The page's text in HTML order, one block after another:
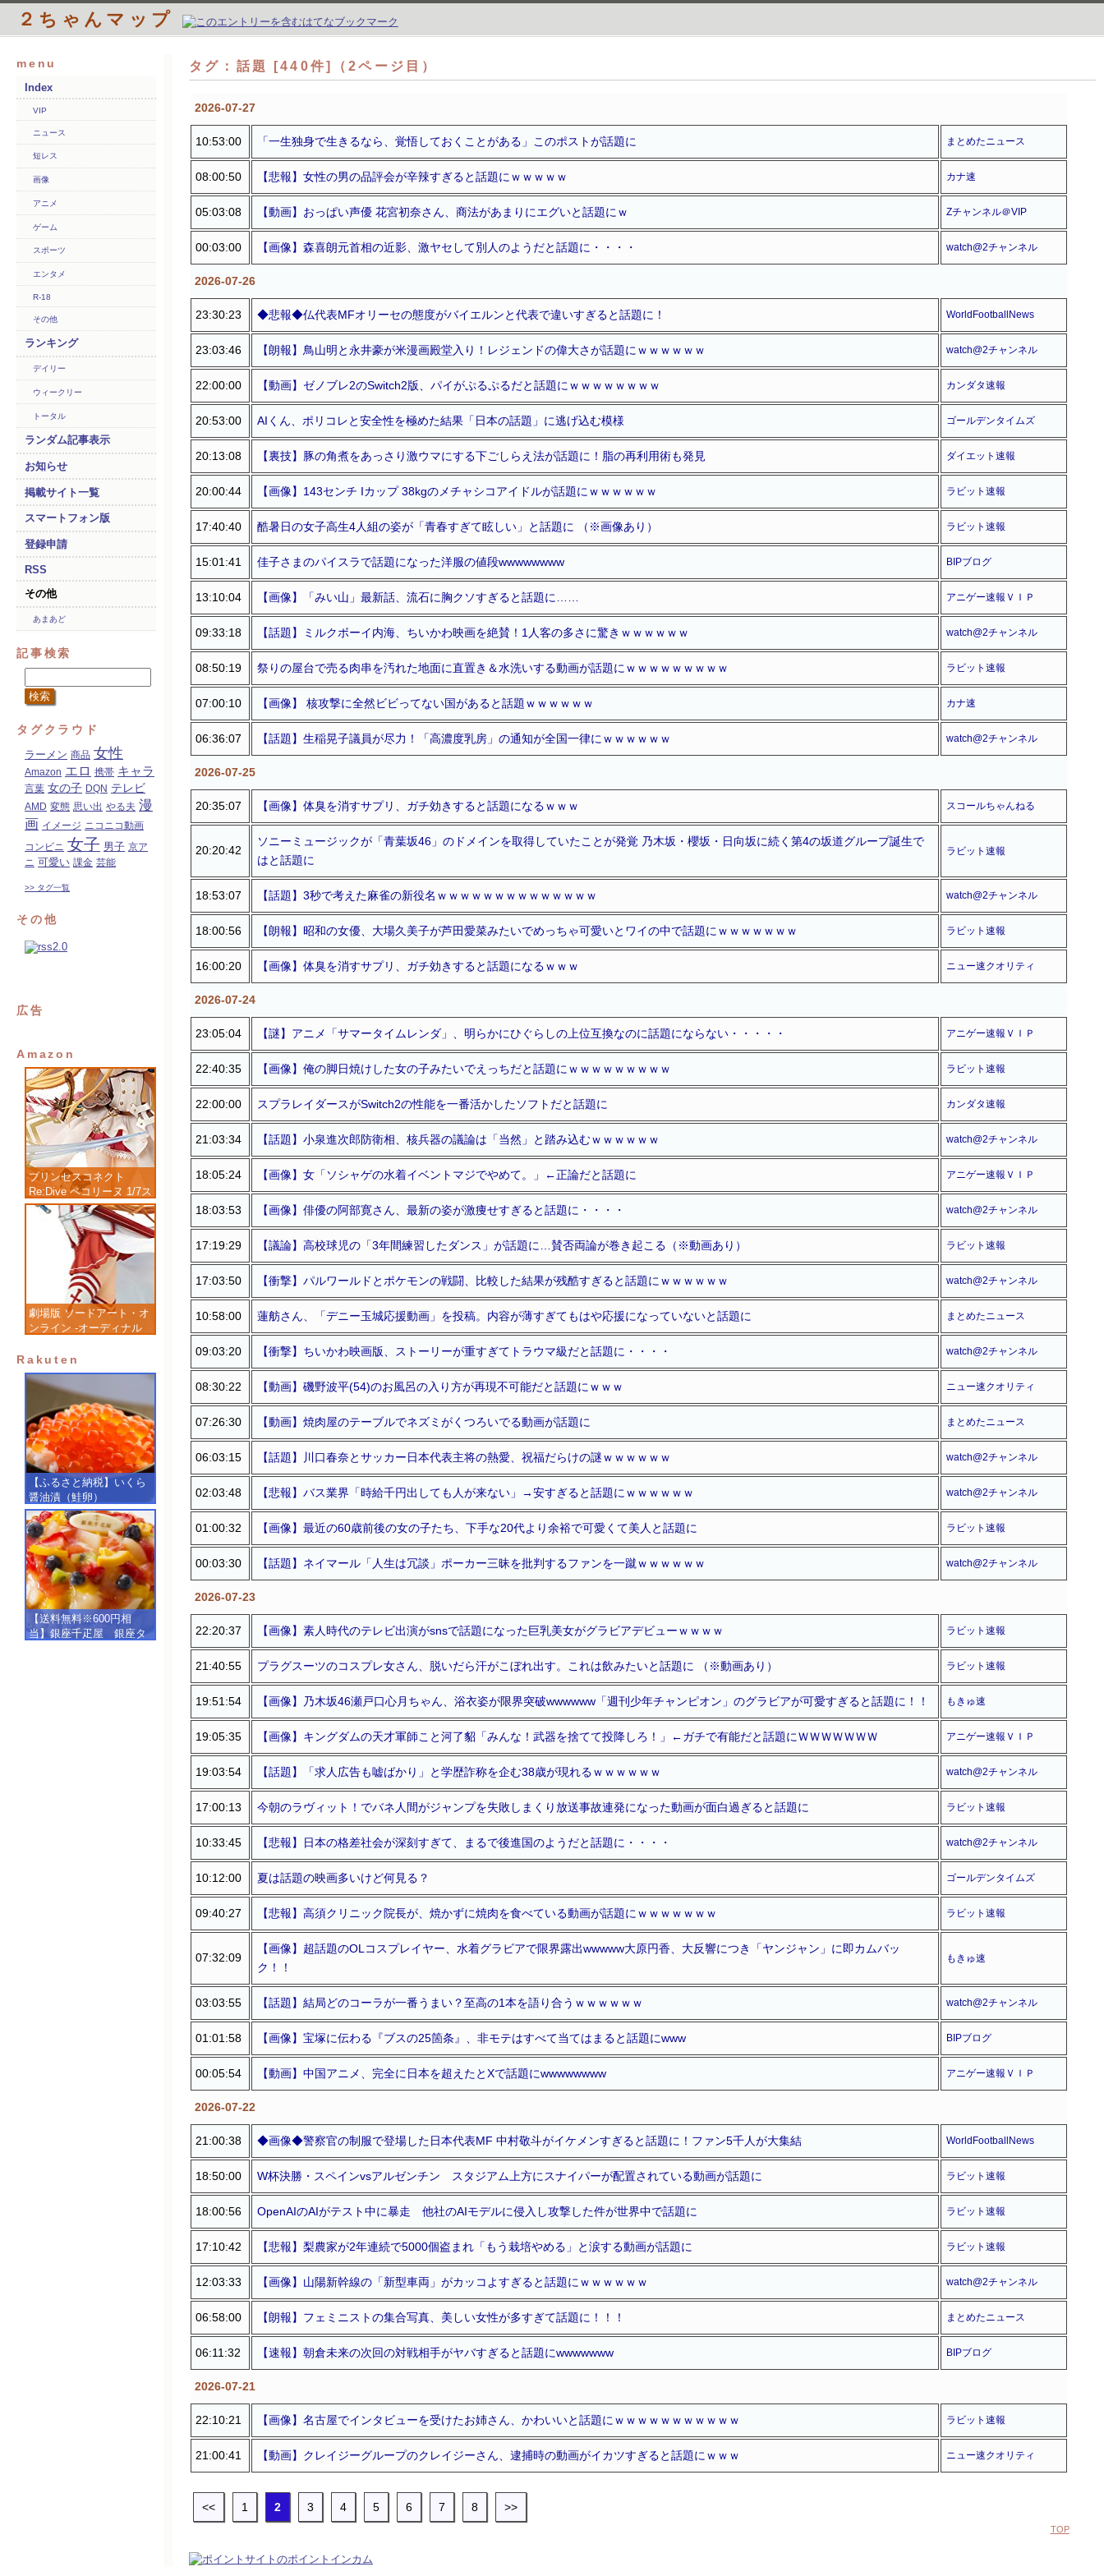
２ちゃんマップ
menu
Index
VIP
ニュース
短レス
画像
アニメ
ゲーム
スポーツ
エンタメ
R-18
その他
ランキング
デイリー
ウィークリー
トータル
ランダム記事表示
お知らせ
掲載サイト一覧
スマートフォン版
登録申請
RSS
その他
あまあど
記事検索
タグクラウド
ラーメン 商品 女性
Amazon エロ 携帯 キャラ
言葉 女の子 DQN テレビ
AMD 変態 思い出 やる夫 漫
画 イメージ ニコニコ動画
コンビニ 女子 男子 京ア
ニ 可愛い 課金 芸能
>> タグ一覧
その他
広告
Amazon
プリンセスコネクト
Re:Dive ペコリーヌ 1/7ス
ケール 塗装済み完成品フ
ィギュア
劇場版 ソードアート・オ
ンライン -オーディナル
成品フィギュア
Rakuten
【ふるさと納税】いくら
醤油漬（鮭卵）
【500g（250g×2）】
【送料無料※600円相
当】銀座千疋屋 銀座タ
タグ：話題 [440件]（2ページ目）
2026-07-27
10:53:00 「一生独身で生きるなら、覚悟しておくことがある」このポストが話題に まとめたニュース
08:00:50 【悲報】女性の男の品評会が辛辣すぎると話題にｗｗｗｗｗ カナ速
05:03:08 【動画】おっぱい声優 花宮初奈さん、商法があまりにエグいと話題にｗ Zチャンネル＠VIP
00:03:00 【画像】森喜朗元首相の近影、激ヤセして別人のようだと話題に・・・・ watch@2チャンネル
2026-07-26
23:30:23 ◆悲報◆仏代表MFオリーセの態度がバイエルンと代表で違いすぎると話題に！ WorldFootballNews
23:03:46 【朗報】鳥山明と永井豪が米漫画殿堂入り！レジェンドの偉大さが話題にｗｗｗｗｗｗ watch@2チャンネル
22:00:00 【動画】ゼノブレ2のSwitch2版、パイがぷるぷるだと話題にｗｗｗｗｗｗｗｗ カンダタ速報
20:53:00 AIくん、ポリコレと安全性を極めた結果「日本の話題」に逃げ込む模様 ゴールデンタイムズ
20:13:08 【裏技】豚の角煮をあっさり激ウマにする下ごしらえ法が話題に！脂の再利用術も発見 ダイエット速報
20:00:44 【画像】143センチ Iカップ 38kgのメチャシコアイドルが話題にｗｗｗｗｗｗ ラビット速報
17:40:40 酷暑日の女子高生4人組の姿が「青春すぎて眩しい」と話題に （※画像あり） ラビット速報
15:01:41 佳子さまのパイスラで話題になった洋服の値段wwwwwwww BIPブログ
13:10:04 【画像】「みい山」最新話、流石に胸クソすぎると話題に…… アニゲー速報ＶＩＰ
09:33:18 【話題】ミルクボーイ内海、ちいかわ映画を絶賛！1人客の多さに驚きｗｗｗｗｗｗ watch@2チャンネル
08:50:19 祭りの屋台で売る肉串を汚れた地面に直置き＆水洗いする動画が話題にｗｗｗｗｗｗｗｗｗ ラビット速報
07:00:10 【画像】 核攻撃に全然ビビってない国があると話題ｗｗｗｗｗｗ カナ速
06:36:07 【話題】生稲晃子議員が尽力！「高濃度乳房」の通知が全国一律にｗｗｗｗｗｗ watch@2チャンネル
2026-07-25
20:35:07 【画像】体臭を消すサプリ、ガチ効きすると話題になるｗｗｗ スコールちゃんねる
20:20:42
ソニーミュージックが「青葉坂46」のドメインを取得していたことが発覚 乃木坂・櫻坂・日向坂に続く第4の坂道グループ誕生で
はと話題に
ラビット速報
18:53:07 【話題】3秒で考えた麻雀の新役名ｗｗｗｗｗｗｗｗｗｗｗｗｗｗ watch@2チャンネル
18:00:56 【朗報】昭和の女優、大場久美子が芦田愛菜みたいでめっちゃ可愛いとワイの中で話題にｗｗｗｗｗｗｗ ラビット速報
16:00:20 【画像】体臭を消すサプリ、ガチ効きすると話題になるｗｗｗ ニュー速クオリティ
2026-07-24
23:05:04 【謎】アニメ「サマータイムレンダ」、明らかにひぐらしの上位互換なのに話題にならない・・・・・ アニゲー速報ＶＩＰ
22:40:35 【画像】俺の脚日焼けした女の子みたいでえっちだと話題にｗｗｗｗｗｗｗｗｗ ラビット速報
22:00:00 スプラレイダースがSwitch2の性能を一番活かしたソフトだと話題に カンダタ速報
21:03:34 【話題】小泉進次郎防衛相、核兵器の議論は「当然」と踏み込むｗｗｗｗｗｗ watch@2チャンネル
18:05:24 【画像】女「ソシャゲの水着イベントマジでやめて。」←正論だと話題に アニゲー速報ＶＩＰ
18:03:53 【画像】俳優の阿部寛さん、最新の姿が激痩せすぎると話題に・・・・ watch@2チャンネル
17:19:29 【議論】高校球児の「3年間練習したダンス」が話題に…賛否両論が巻き起こる（※動画あり） ラビット速報
17:03:50 【衝撃】パルワールドとポケモンの戦闘、比較した結果が残酷すぎると話題にｗｗｗｗｗｗ watch@2チャンネル
10:58:00 蓮舫さん、「デニー玉城応援動画」を投稿。内容が薄すぎてもはや応援になっていないと話題に まとめたニュース
09:03:20 【衝撃】ちいかわ映画版、ストーリーが重すぎてトラウマ級だと話題に・・・・ watch@2チャンネル
08:30:22 【動画】磯野波平(54)のお風呂の入り方が再現不可能だと話題にｗｗｗ ニュー速クオリティ
07:26:30 【動画】焼肉屋のテーブルでネズミがくつろいでる動画が話題に まとめたニュース
06:03:15 【話題】川口春奈とサッカー日本代表主将の熱愛、祝福だらけの謎ｗｗｗｗｗｗ watch@2チャンネル
02:03:48 【悲報】バス業界「時給千円出しても人が来ない」→安すぎると話題にｗｗｗｗｗｗ watch@2チャンネル
01:00:32 【画像】最近の60歳前後の女の子たち、下手な20代より余裕で可愛くて美人と話題に ラビット速報
00:03:30 【話題】ネイマール「人生は冗談」ポーカー三昧を批判するファンを一蹴ｗｗｗｗｗｗ watch@2チャンネル
2026-07-23
22:20:37 【画像】素人時代のテレビ出演がsnsで話題になった巨乳美女がグラビアデビューｗｗｗｗ ラビット速報
21:40:55 プラグスーツのコスプレ女さん、脱いだら汗がこぼれ出す。これは飲みたいと話題に （※動画あり） ラビット速報
19:51:54 【画像】乃木坂46瀬戸口心月ちゃん、浴衣姿が限界突破wwwwww「週刊少年チャンピオン」のグラビアが可愛すぎると話題に！！ もきゅ速
19:05:35 【画像】キングダムの天才軍師こと河了貂「みんな！武器を捨てて投降しろ！」←ガチで有能だと話題にＷＷＷＷＷＷＷ アニゲー速報ＶＩＰ
19:03:54 【話題】「求人広告も嘘ばかり」と学歴詐称を企む38歳が現れるｗｗｗｗｗｗ watch@2チャンネル
17:00:13 今朝のラヴィット！でバネ人間がジャンプを失敗しまくり放送事故連発になった動画が面白過ぎると話題に ラビット速報
10:33:45 【悲報】日本の格差社会が深刻すぎて、まるで後進国のようだと話題に・・・・ watch@2チャンネル
10:12:00 夏は話題の映画多いけど何見る？ ゴールデンタイムズ
09:40:27 【悲報】高須クリニック院長が、焼かずに焼肉を食べている動画が話題にｗｗｗｗｗｗｗ ラビット速報
07:32:09
【画像】超話題のOLコスプレイヤー、水着グラビアで限界露出wwwww大原円香、大反響につき「ヤンジャン」に即カムバッ
ク！！
もきゅ速
03:03:55 【話題】結局どのコーラが一番うまい？至高の1本を語り合うｗｗｗｗｗｗ watch@2チャンネル
01:01:58 【画像】宝塚に伝わる『ブスの25箇条』、非モテはすべて当てはまると話題にwww BIPブログ
00:05:54 【動画】中国アニメ、完全に日本を超えたとXで話題にwwwwwwww アニゲー速報ＶＩＰ
2026-07-22
21:00:38 ◆画像◆警察官の制服で登場した日本代表MF 中村敬斗がイケメンすぎると話題に！ファン5千人が大集結 WorldFootballNews
18:50:00 W杯決勝・スペインvsアルゼンチン スタジアム上方にスナイパーが配置されている動画が話題に ラビット速報
18:00:56 OpenAIのAIがテスト中に暴走 他社のAIモデルに侵入し攻撃した件が世界中で話題に ラビット速報
17:10:42 【悲報】梨農家が2年連続で5000個盗まれ「もう栽培やめる」と涙する動画が話題に ラビット速報
12:03:33 【画像】山陽新幹線の「新型車両」がカッコよすぎると話題にｗｗｗｗｗｗ watch@2チャンネル
06:58:00 【朗報】フェミニストの集合写真、美しい女性が多すぎて話題に！！！ まとめたニュース
06:11:32 【速報】朝倉未来の次回の対戦相手がヤバすぎると話題にwwwwwww BIPブログ
2026-07-21
22:10:21 【画像】名古屋でインタビューを受けたお姉さん、かわいいと話題にｗｗｗｗｗｗｗｗｗｗｗ ラビット速報
21:00:41 【動画】クレイジーグループのクレイジーさん、逮捕時の動画がイカツすぎると話題にｗｗｗ ニュー速クオリティ
<< 1 2 3 4 5 6 7 8 >>
TOP